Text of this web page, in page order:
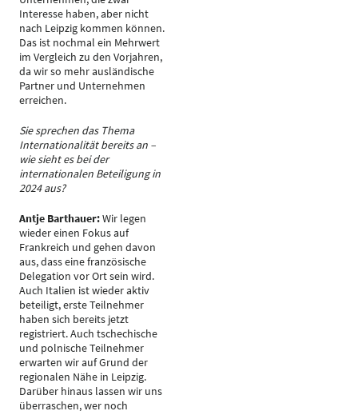
Interesse haben, aber nicht
nach Leipzig kommen können.
Das ist nochmal ein Mehrwert
im Vergleich zu den Vorjahren,
da wir so mehr ausländische
Partner und Unternehmen
erreichen.
Sie sprechen das Thema
Internationalität bereits an –
wie sieht es bei der
internationalen Beteiligung in
2024 aus?
Antje Barthauer:Wir legen
wieder einen Fokus auf
Frankreich und gehen davon
aus, dass eine französische
Delegation vor Ort sein wird.
Auch Italien ist wieder aktiv
beteiligt, erste Teilnehmer
haben sich bereits jetzt
registriert. Auch tschechische
und polnische Teilnehmer
erwarten wir auf Grund der
regionalen Nähe in Leipzig.
Darüber hinaus lassen wir uns
überraschen, wer noch